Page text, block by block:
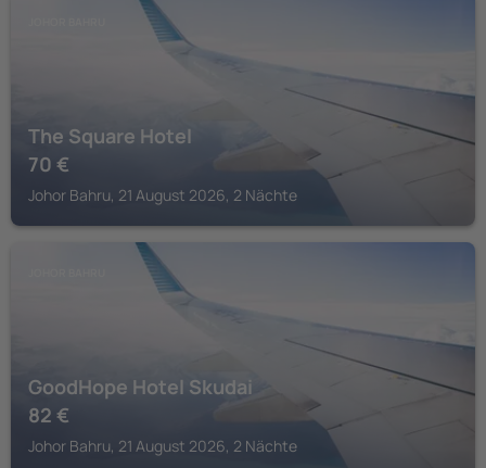
The Square Hotel
70 €
Johor Bahru, 21 August 2026, 2 Nächte
GoodHope Hotel Skudai
82 €
Johor Bahru, 21 August 2026, 2 Nächte